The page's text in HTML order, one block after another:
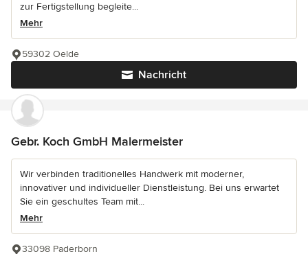
zur Fertigstellung begleite...
Mehr
Nachricht
59302 Oelde
Gebr. Koch GmbH Malermeister
Wir verbinden traditionelles Handwerk mit moderner,
innovativer und individueller Dienstleistung. Bei uns erwartet
Sie ein geschultes Team mit...
Mehr
33098 Paderborn